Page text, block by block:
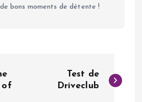
bons moments de détente !
of
Test de
Driveclub